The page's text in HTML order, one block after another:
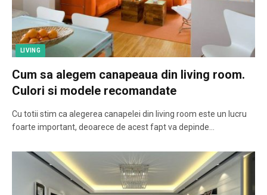
LIVING
Cum sa alegem canapeaua din living room.
Culori si modele recomandate
Cu totii stim ca alegerea canapelei din living room este un lucru
foarte important, deoarece de acest fapt va depinde…